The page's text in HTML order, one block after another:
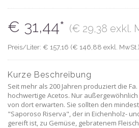
€ 31,44* (€ 29,38 exkl.
Preis/Liter: € 157,16 (€ 146,88 exkl. MwSt.)
Kurze Beschreibung
Seit mehr als 200 Jahren produziert die
hochwertige Acetos. Nur
von dort erwarten. Sie sollten den
"Saporoso Riserva", der in Eichenholz-
gereift ist, zu Gemüse, gebratenem